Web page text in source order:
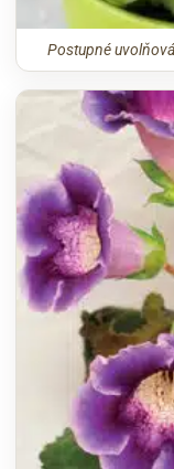
Postupné